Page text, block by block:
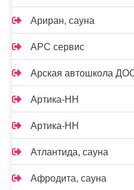
Ариран, сауна
АРС сервис
Арская автошкола
Артика-НН
Артика-НН
Атлантида, сауна
Афродита, сауна